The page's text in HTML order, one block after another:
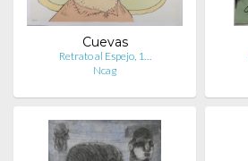
Cuevas
Retrato al Espejo, 1…
Ncag